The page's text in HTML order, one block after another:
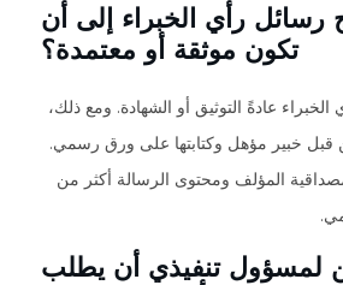
رسائل رأي الخبراء إلى أن
تكون موثقة أو معتمدة؟
عادةً التوثيق أو الشهادة. ومع ذلك،
قبل خبير مؤهل وكتابتها على ورق رسمي.
المؤلف ومحتوى الرسالة أكثر من
لمسؤول تنفيذي أن يطلب